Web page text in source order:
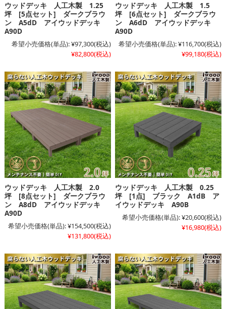
ウッドデッキ 人工木製 1.25
坪 [5点セット] ダークブラウ
ン A5dD アイウッドデッキ
A90D
希望小売価格(単品):¥97,300(税込)
¥82,800(税込)
ウッドデッキ 人工木製 1.5
坪 [6点セット] ダークブラウ
ン A6dD アイウッドデッキ
A90D
希望小売価格(単品):¥116,700(税込)
¥99,180(税込)
ウッドデッキ 人工木製 2.0
坪 [8点セット] ダークブラウ
ン A8dD アイウッドデッキ
A90D
希望小売価格(単品):¥154,500(税込)
¥131,800(税込)
ウッドデッキ 人工木製 0.25
坪 [1点] ブラック A1dB ア
イウッドデッキ A90B
希望小売価格(単品):¥20,600(税込)
¥16,980(税込)